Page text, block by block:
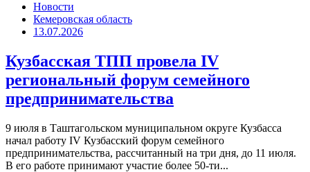
Новости
Кемеровская область
13.07.2026
Кузбасская ТПП провела IV
региональный форум семейного
предпринимательства
9 июля в Таштагольском муниципальном округе Кузбасса
начал работу IV Кузбасский форум семейного
предпринимательства, рассчитанный на три дня, до 11 июля.
В его работе принимают участие более 50-ти...